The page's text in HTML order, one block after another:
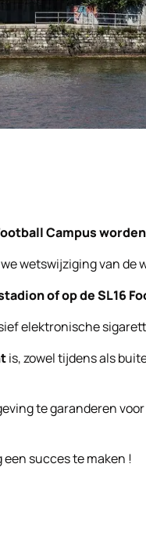
Campus
wetswijziging van
of op de SL16
elektronische
is, zowel tijdens als
te garanderen
succes te maken !